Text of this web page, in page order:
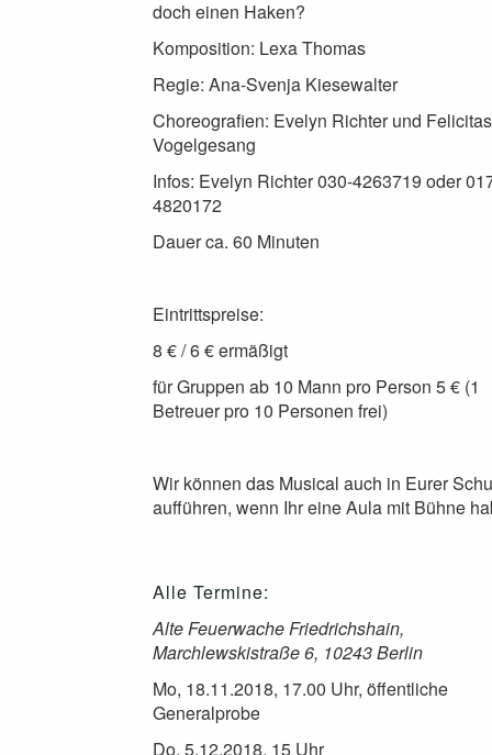
doch einen Haken?
Komposition: Lexa Thomas
Regie: Ana-Svenja Kiesewalter
Choreografien: Evelyn Richter und Felicitas
Vogelgesang
Infos: Evelyn Richter 030-4263719 oder
4820172
Dauer ca. 60 Minuten
Eintrittspreise:
8 € / 6 € ermäßigt
für Gruppen ab 10 Mann pro Person 5 € (1
Betreuer pro 10 Personen frei)
Wir können das Musical auch in Eurer
aufführen, wenn Ihr eine Aula mit Bühne
Alle Termine:
Alte Feuerwache Friedrichshain,
Marchlewskistraße 6, 10243 Berlin
Mo, 18.11.2018, 17.00 Uhr, öffentliche
Generalprobe
Do, 5.12.2018, 15 Uhr